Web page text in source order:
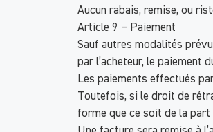
Aucun rabais, remise, ou
Article 9 – Paiement
Sauf autres modalités
par l’acheteur, le paiement
Les paiements effectués
Toutefois, si le droit de
forme que ce soit de la